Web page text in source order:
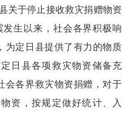
关于停止接收救灾捐赠物资
发生以来，社会各界积极响
为定日县提供了有力的物质
日县各项救灾物资储备充
会各界救灾物资捐赠，对于
资，按规定做好统计、入